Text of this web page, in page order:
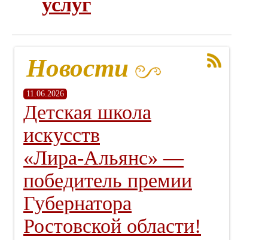
услуг
Новости
11.06.2026
Детская школа
искусств
«Лира‑Альянс» —
победитель премии
Губернатора
Ростовской области!